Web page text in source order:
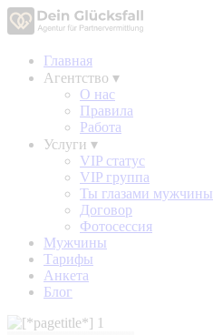
Главная
Агентство ▾
О нас
Правила
Работа
Услуги ▾
VIP статус
VIP группа
Ты глазами мужчины
Договор
Фотосессия
Мужчины
Тарифы
Анкета
Блог